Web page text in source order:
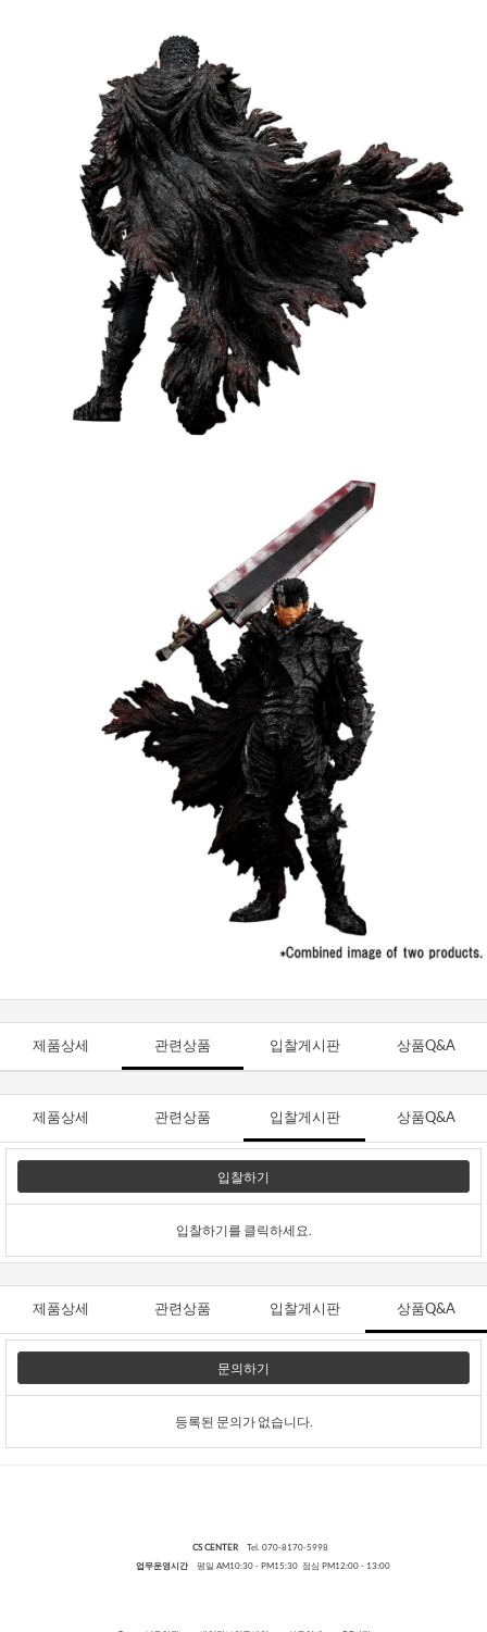
제품상세 관련상품 입찰게시판 상품Q&A
제품상세 관련상품 입찰게시판 상품Q&A
입찰하기
입찰하기를 클릭하세요.
제품상세 관련상품 입찰게시판 상품Q&A
문의하기
등록된 문의가 없습니다.
CS CENTER Tel. 070-8170-5998
업무운영시간평일 AM10:30 - PM15:30 점심 PM12:00 - 13:00